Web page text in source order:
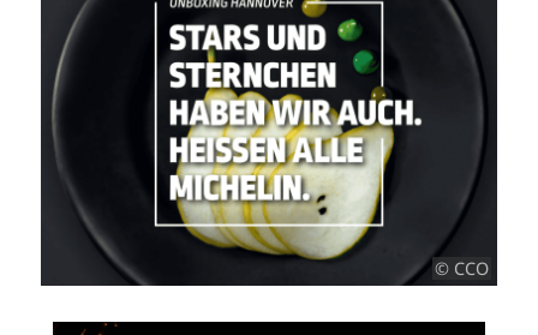
© CCO